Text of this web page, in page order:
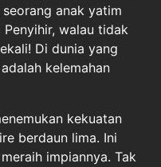
anak yatim
walau tidak
Di dunia yang
kelemahan
kekuatan
berdaun lima. Ini
impiannya. Tak